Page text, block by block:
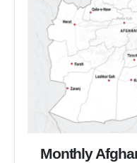
Monthly